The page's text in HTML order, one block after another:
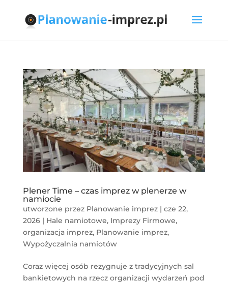
Plener Time – czas imprez w plenerze w
namiocie
utworzone przez Planowanie imprez| cze 22,
2026| Hale namiotowe, Imprezy Firmowe,
organizacja imprez, Planowanie imprez,
Wypożyczalnia namiotów
Coraz więcej osób rezygnuje z tradycyjnych sal
bankietowych na rzecz organizacji wydarzeń pod